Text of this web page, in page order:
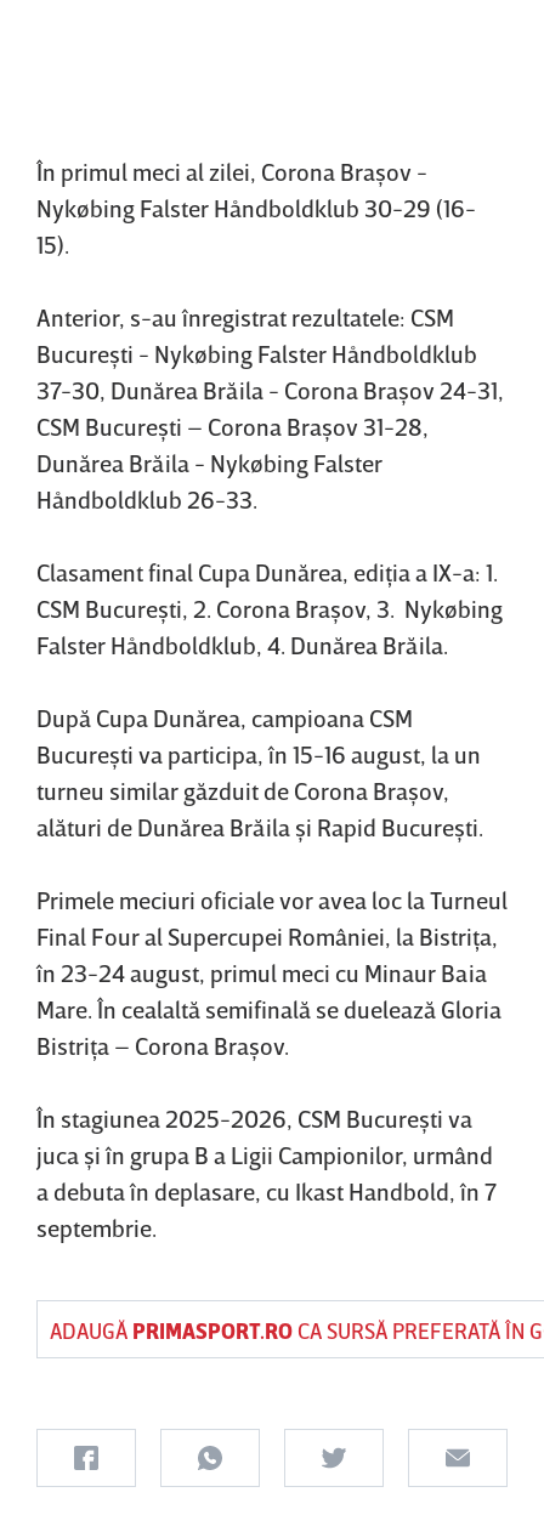
În primul meci al zilei, Corona Braşov -
Nykøbing Falster Håndboldklub 30-29 (16-
15).
Anterior, s-au înregistrat rezultatele: CSM
Bucureşti - Nykøbing Falster Håndboldklub
37-30, Dunărea Brăila - Corona Braşov 24-31,
CSM Bucureşti – Corona Braşov 31-28,
Dunărea Brăila - Nykøbing Falster
Håndboldklub 26-33.
Clasament final Cupa Dunărea, ediţia a IX-a: 1.
CSM Bucureşti, 2. Corona Braşov, 3. Nykøbing
Falster Håndboldklub, 4. Dunărea Brăila.
După Cupa Dunărea, campioana CSM
Bucureşti va participa, în 15-16 august, la un
turneu similar găzduit de Corona Braşov,
alături de Dunărea Brăila şi Rapid Bucureşti.
Primele meciuri oficiale vor avea loc la Turneul
Final Four al Supercupei României, la Bistriţa,
în 23-24 august, primul meci cu Minaur Baia
Mare. În cealaltă semifinală se duelează Gloria
Bistriţa – Corona Braşov.
În stagiunea 2025-2026, CSM Bucureşti va
juca şi în grupa B a Ligii Campionilor, urmând
a debuta în deplasare, cu Ikast Handbold, în 7
septembrie.
ADAUGĂ PRIMASPORT.ROCA SURSĂ PREFERATĂ ÎN